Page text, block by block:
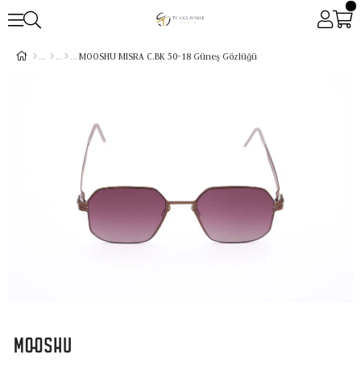
MOOSHU MISRA C.BK 50-18 Güneş Gözlüğü